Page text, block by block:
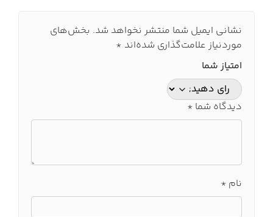
نشانی ایمیل شما منتشر نخواهد شد. بخش‌های
موردنیاز علامت‌گذاری شده‌اند *
امتیاز شما
دیدگاه شما *
نام *